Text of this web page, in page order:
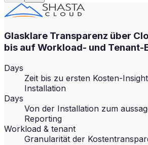
Glasklare Transparenz über
bis auf Workload- und Tenant-
Days
Zeit bis zu ersten Kosten-
Installation
Days
Von der Installation zum
Reporting
Workload & tenant
Granularität der